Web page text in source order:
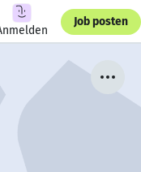
Job posten